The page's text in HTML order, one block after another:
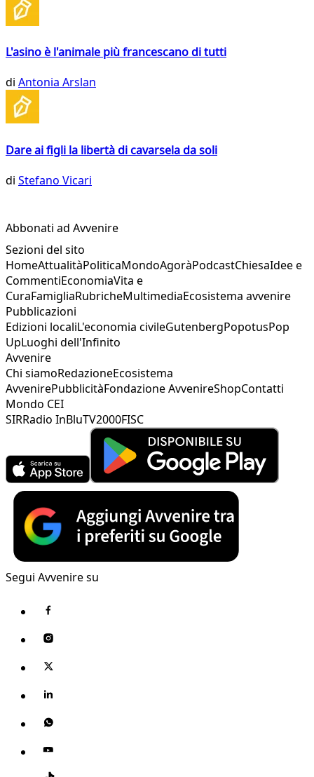
L'asino è l'animale più francescano di tutti
di Antonia Arslan
Dare ai figli la libertà di cavarsela da soli
di Stefano Vicari
Abbonati ad Avvenire
Sezioni del sito
HomeAttualitàPoliticaMondoAgoràPodcastChiesaIdee e
CommentiEconomiaVita e
CuraFamigliaRubricheMultimediaEcosistema avvenire
Pubblicazioni
Edizioni localiL'economia civileGutenbergPopotusPop
UpLuoghi dell'Infinito
Avvenire
Chi siamoRedazioneEcosistema
AvvenirePubblicitàFondazione AvvenireShopContatti
Mondo CEI
SIRRadio InBluTV2000FISC
Segui Avvenire su